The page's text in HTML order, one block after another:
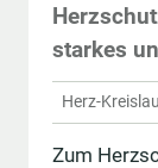
starkes
Herz-
Zum